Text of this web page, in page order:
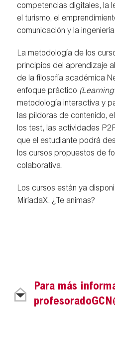
competencias digitales, la
el turismo, el
comunicación y la
La metodología de los
principios del aprendizaje
de la filosofía académica
enfoque práctico
metodología interactiva y
las píldoras de contenido,
los test, las actividades
que el estudiante podrá
los cursos propuestos de
colaborativa.
Los cursos están ya
MiríadaX. ¿Te animas?
Para más